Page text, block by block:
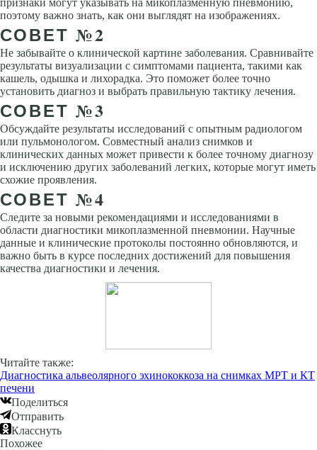
признаки могут указывать на микоплазменную пневмонию,
поэтому важно знать, как они выглядят на изображениях.
СОВЕТ №2
Не забывайте о клинической картине заболевания. Сравнивайте
результаты визуализации с симптомами пациента, такими как
кашель, одышка и лихорадка. Это поможет более точно
установить диагноз и выбрать правильную тактику лечения.
СОВЕТ №3
Обсуждайте результаты исследований с опытным радиологом
или пульмонологом. Совместный анализ снимков и
клинических данных может привести к более точному диагнозу
и исключению других заболеваний легких, которые могут иметь
схожие проявления.
СОВЕТ №4
Следите за новыми рекомендациями и исследованиями в
области диагностики микоплазменной пневмонии. Научные
данные и клинические протоколы постоянно обновляются, и
важно быть в курсе последних достижений для повышения
качества диагностики и лечения.
Читайте также:
Диагностика альвеолярного эхинококкоза на снимках МРТ и КТ
печени
Поделиться
Отправить
Класснуть
Похожее